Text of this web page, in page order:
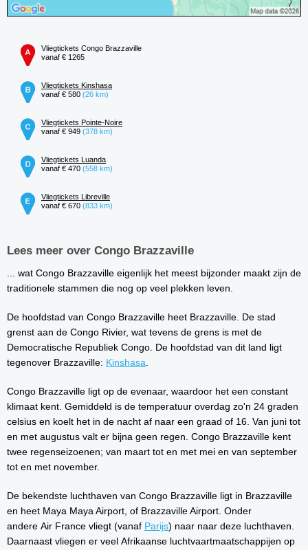
Vliegtickets Congo Brazzaville
vanaf € 1265
Vliegtickets Kinshasa
vanaf € 580 (26 km)
Vliegtickets Pointe-Noire
vanaf € 949 (378 km)
Vliegtickets Luanda
vanaf € 470 (558 km)
Vliegtickets Libreville
vanaf € 670 (833 km)
Lees meer over Congo Brazzaville
... wat Congo Brazzaville eigenlijk het meest bijzonder maakt zijn de
traditionele stammen die nog op veel plekken leven.
De hoofdstad van Congo Brazzaville heet Brazzaville. De stad
grenst aan de Congo Rivier, wat tevens de grens is met de
Democratische Republiek Congo. De hoofdstad van dit land ligt
tegenover Brazzaville: Kinshasa.
Congo Brazzaville ligt op de evenaar, waardoor het een constant
klimaat kent. Gemiddeld is de temperatuur overdag zo'n 24 graden
celsius en koelt het in de nacht af naar een graad of 16. Van juni tot
en met augustus valt er bijna geen regen. Congo Brazzaville kent
twee regenseizoenen; van maart tot en met mei en van september
tot en met november.
De bekendste luchthaven van Congo Brazzaville ligt in Brazzaville
en heet Maya Maya Airport, of Brazzaville Airport. Onder
andere Air France vliegt (vanaf Parijs) naar naar deze luchthaven.
Daarnaast vliegen er veel Afrikaanse luchtvaartmaatschappijen op